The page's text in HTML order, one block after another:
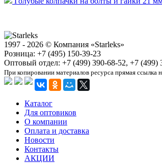
1997 - 2026 © Компания «Starleks»
Розница: +7 (495) 150-39-23
Оптовый отдел: +7 (499) 390-68-52, +7 (499)
При копировании материалов ресурса прямая ссылка
Каталог
Для оптовиков
О компании
Оплата и доставка
Новости
Контакты
АКЦИИ